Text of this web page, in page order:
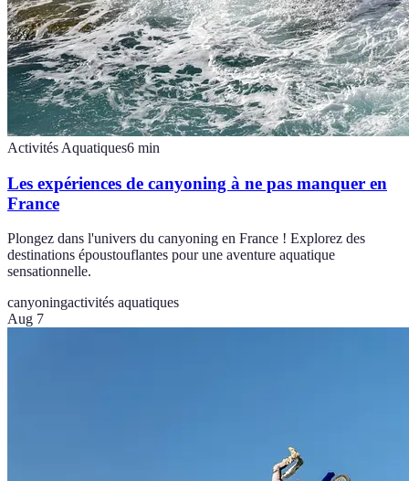
Activités Aquatiques6 min
Les expériences de canyoning à ne pas manquer en
France
Plongez dans l'univers du canyoning en France ! Explorez des
destinations époustouflantes pour une aventure aquatique
sensationnelle.
canyoningactivités aquatiques
Aug 7